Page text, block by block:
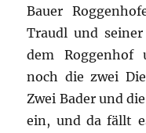
Bauer
Traudl und
dem Roggenhof
noch die zwei
Zwei Bader und
ein, und da fällt